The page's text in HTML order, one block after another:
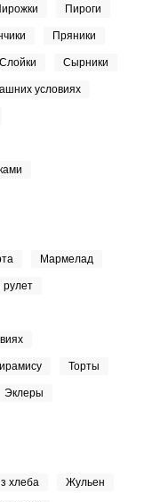
Пироги
Пряники
Слойки Сырники
условиях
Мармелад
рулет
Торты
Эклеры
хлеба Жульен